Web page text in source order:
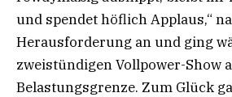
und spendet höflich Applaus,“
Herausforderung an und ging
zweistündigen Vollpower-Show
Belastungsgrenze. Zum Glück